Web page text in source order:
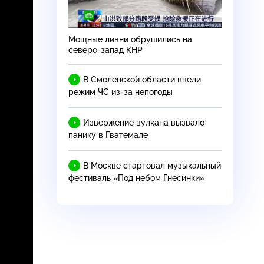
Мощные ливни обрушились на
северо-запад КНР
В Смоленской области ввели
режим ЧС из-за непогоды
Извержение вулкана вызвало
панику в Гватемале
В Москве стартовал музыкальный
фестиваль «Под небом Гнесинки»